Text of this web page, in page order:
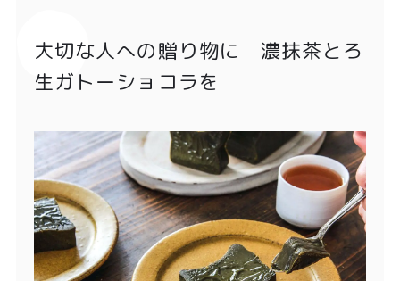
大切な人への贈り物に 濃抹茶とろ
生ガトーショコラを